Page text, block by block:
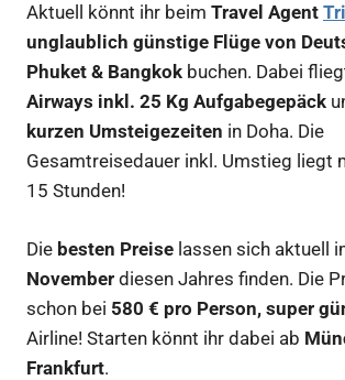
Aktuell könnt ihr beim Travel Agent
unglaublich günstige Flüge von
Phuket & Bangkok buchen. Dabei
Airways inkl. 25 Kg Aufgabegepäck
kurzen Umsteigezeiten in Doha. Die
Gesamtreisedauer inkl. Umstieg liegt
15 Stunden!
Die besten Preise lassen sich aktuell
November diesen Jahres finden. Die
schon bei 580 € pro Person, super
Airline! Starten könnt ihr dabei ab
Frankfurt.